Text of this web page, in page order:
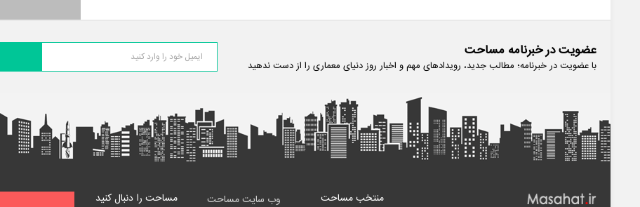
عضویت در خبرنامه مساحت
با عضویت در خبرنامه؛ مطالب جدید، رویدادهای مهم و اخبار روز دنیای معماری را از دست ندهید
منتخب مساحت وب سایت مساحت مساحت را دنبال کنید